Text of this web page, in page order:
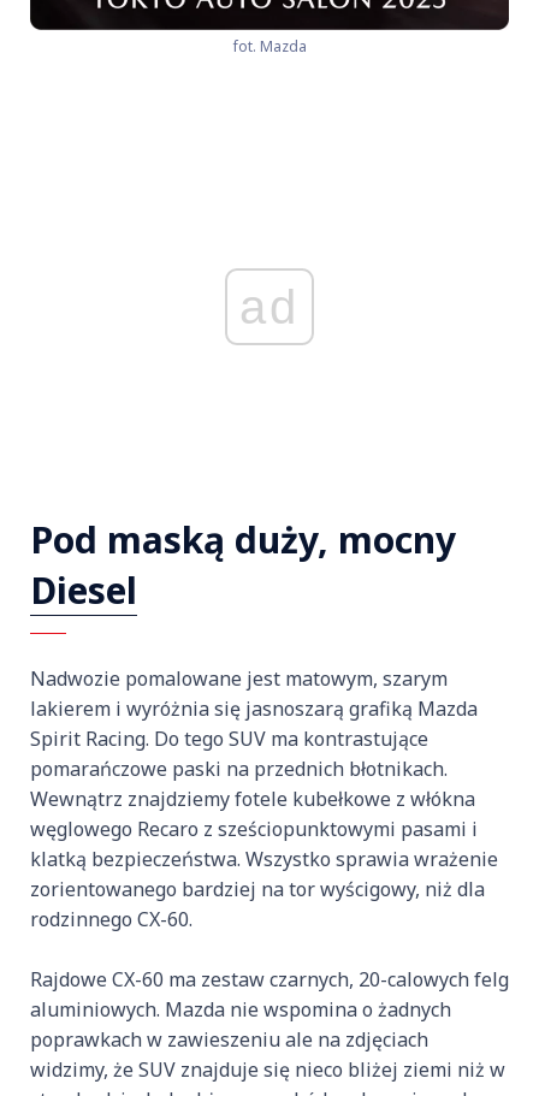
fot. Mazda
ad
Pod maską duży, mocny
Diesel
Nadwozie pomalowane jest matowym, szarym
lakierem i wyróżnia się jasnoszarą grafiką Mazda
Spirit Racing. Do tego SUV ma kontrastujące
pomarańczowe paski na przednich błotnikach.
Wewnątrz znajdziemy fotele kubełkowe z włókna
węglowego Recaro z sześciopunktowymi pasami i
klatką bezpieczeństwa. Wszystko sprawia wrażenie
zorientowanego bardziej na tor wyścigowy, niż dla
rodzinnego CX-60.
Rajdowe CX-60 ma zestaw czarnych, 20-calowych felg
aluminiowych. Mazda nie wspomina o żadnych
poprawkach w zawieszeniu ale na zdjęciach
widzimy, że SUV znajduje się nieco bliżej ziemi niż w